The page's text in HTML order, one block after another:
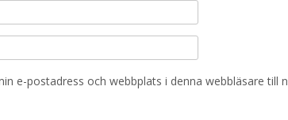
e-postadress och webbplats i denna webbläsare till